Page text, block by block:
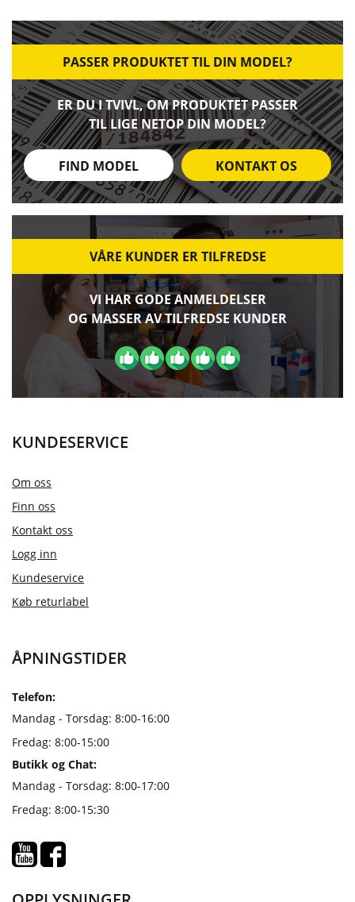
PASSER PRODUKTET TIL DIN MODEL?
ER DU I TVIVL, OM PRODUKTET PASSER
TIL LIGE NETOP DIN MODEL?
FIND MODEL KONTAKT OS
VÅRE KUNDER ER TILFREDSE
VI HAR GODE ANMELDELSER
OG MASSER AV TILFREDSE KUNDER
KUNDESERVICE
Om oss
Finn oss
Kontakt oss
Logg inn
Kundeservice
Køb returlabel
ÅPNINGSTIDER
Telefon:
Mandag - Torsdag: 8:00-16:00
Fredag: 8:00-15:00
Butikk og Chat:
Mandag - Torsdag: 8:00-17:00
Fredag: 8:00-15:30